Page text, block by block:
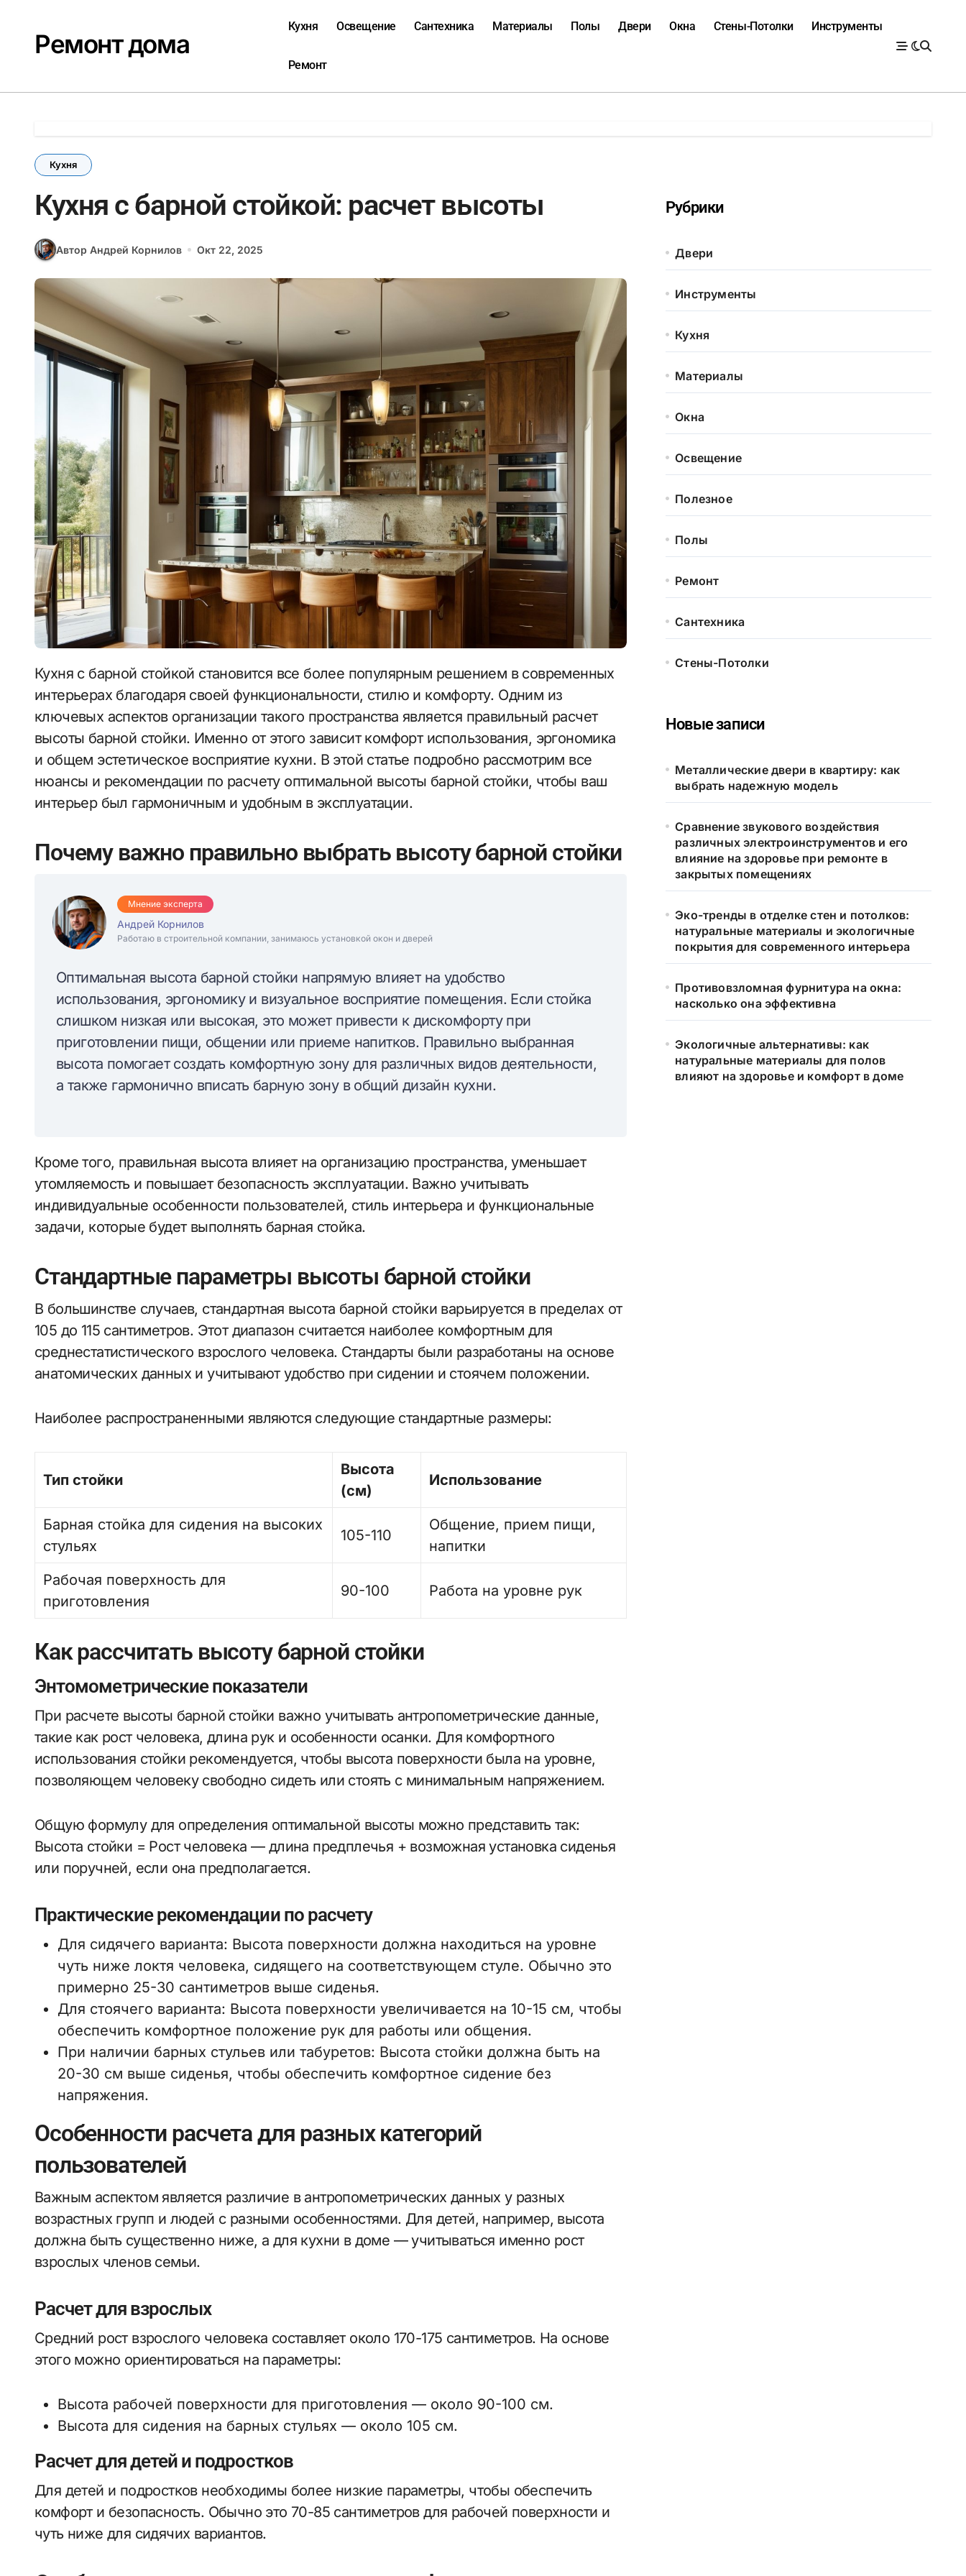
содержаниюРемонт дома
Кухня Освещение Сантехника Материалы Полы Двери Окна Стены-Потолки Инструменты
Ремонт
Кухня
Кухня с барной стойкой: расчет высоты
Автор Андрей Корнилов Окт 22, 2025
Кухня с барной стойкой становится все более популярным решением в современных
интерьерах благодаря своей функциональности, стилю и комфорту. Одним из
ключевых аспектов организации такого пространства является правильный расчет
высоты барной стойки. Именно от этого зависит комфорт использования, эргономика
и общем эстетическое восприятие кухни. В этой статье подробно рассмотрим все
нюансы и рекомендации по расчету оптимальной высоты барной стойки, чтобы ваш
интерьер был гармоничным и удобным в эксплуатации.
Почему важно правильно выбрать высоту барной стойки
Мнение эксперта
Андрей Корнилов
Работаю в строительной компании, занимаюсь установкой окон и дверей
Оптимальная высота барной стойки напрямую влияет на удобство
использования, эргономику и визуальное восприятие помещения. Если стойка
слишком низкая или высокая, это может привести к дискомфорту при
приготовлении пищи, общении или приеме напитков. Правильно выбранная
высота помогает создать комфортную зону для различных видов деятельности,
а также гармонично вписать барную зону в общий дизайн кухни.
Кроме того, правильная высота влияет на организацию пространства, уменьшает
утомляемость и повышает безопасность эксплуатации. Важно учитывать
индивидуальные особенности пользователей, стиль интерьера и функциональные
задачи, которые будет выполнять барная стойка.
Стандартные параметры высоты барной стойки
В большинстве случаев, стандартная высота барной стойки варьируется в пределах от
105 до 115 сантиметров. Этот диапазон считается наиболее комфортным для
среднестатистического взрослого человека. Стандарты были разработаны на основе
анатомических данных и учитывают удобство при сидении и стоячем положении.
Наиболее распространенными являются следующие стандартные размеры:
Тип стойки
Высота
(см)
Использование
Барная стойка для сидения на высоких
стульях
105-110
Общение, прием пищи,
напитки
Рабочая поверхность для
приготовления
90-100 Работа на уровне рук
Как рассчитать высоту барной стойки
Энтомометрические показатели
При расчете высоты барной стойки важно учитывать антропометрические данные,
такие как рост человека, длина рук и особенности осанки. Для комфортного
использования стойки рекомендуется, чтобы высота поверхности была на уровне,
позволяющем человеку свободно сидеть или стоять с минимальным напряжением.
Общую формулу для определения оптимальной высоты можно представить так:
Высота стойки = Рост человека — длина предплечья + возможная установка сиденья
или поручней, если она предполагается.
Практические рекомендации по расчету
Для сидячего варианта: Высота поверхности должна находиться на уровне
чуть ниже локтя человека, сидящего на соответствующем стуле. Обычно это
примерно 25-30 сантиметров выше сиденья.
Для стоячего варианта: Высота поверхности увеличивается на 10-15 см, чтобы
обеспечить комфортное положение рук для работы или общения.
При наличии барных стульев или табуретов: Высота стойки должна быть на
20-30 см выше сиденья, чтобы обеспечить комфортное сидение без
напряжения.
Особенности расчета для разных категорий
пользователей
Важным аспектом является различие в антропометрических данных у разных
возрастных групп и людей с разными особенностями. Для детей, например, высота
должна быть существенно ниже, а для кухни в доме — учитываться именно рост
взрослых членов семьи.
Расчет для взрослых
Средний рост взрослого человека составляет около 170-175 сантиметров. На основе
этого можно ориентироваться на параметры:
Высота рабочей поверхности для приготовления — около 90-100 см.
Высота для сидения на барных стульях — около 105 см.
Расчет для детей и подростков
Для детей и подростков необходимы более низкие параметры, чтобы обеспечить
комфорт и безопасность. Обычно это 70-85 сантиметров для рабочей поверхности и
чуть ниже для сидячих вариантов.
Рубрики
Двери
Инструменты
Кухня
Материалы
Окна
Освещение
Полезное
Полы
Ремонт
Сантехника
Стены-Потолки
Новые записи
Металлические двери в квартиру: как
выбрать надежную модель
Сравнение звукового воздействия
различных электроинструментов и его
влияние на здоровье при ремонте в
закрытых помещениях
Эко-тренды в отделке стен и потолков:
натуральные материалы и экологичные
покрытия для современного интерьера
Противовзломная фурнитура на окна:
насколько она эффективна
Экологичные альтернативы: как
натуральные материалы для полов
влияют на здоровье и комфорт в доме